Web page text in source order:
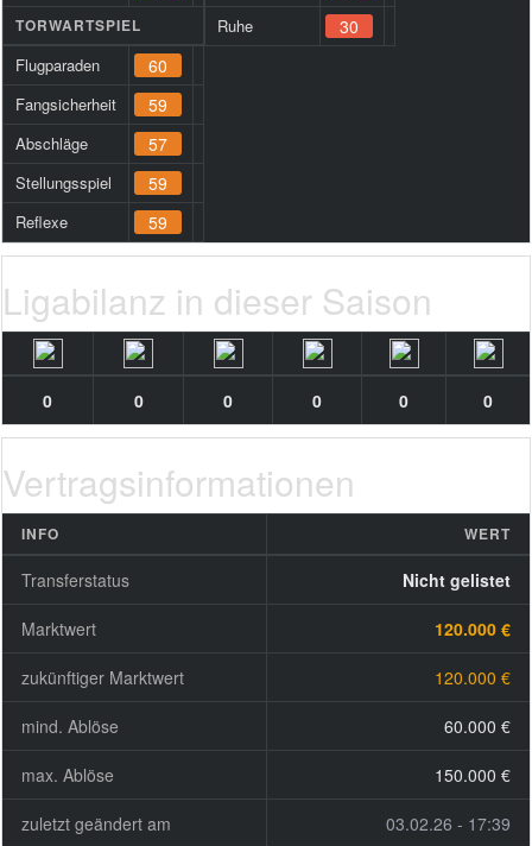
TORWARTSPIEL
Flugparaden 60
Fangsicherheit 59
Abschläge 57
Stellungsspiel 59
Reflexe 59
Ruhe 30
Ligabilanz in dieser Saison
0 0 0 0 0 0
Vertragsinformationen
INFO WERT
Transferstatus Nicht gelistet
Marktwert 120.000 €
zukünftiger Marktwert 120.000 €
mind. Ablöse 60.000 €
max. Ablöse 150.000 €
zuletzt geändert am 03.02.26 - 17:39